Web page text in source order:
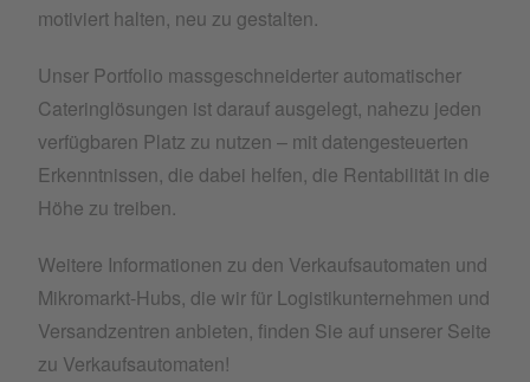
motiviert halten, neu zu gestalten.
Unser Portfolio massgeschneiderter automatischer
Cateringlösungen ist darauf ausgelegt, nahezu jeden
verfügbaren Platz zu nutzen – mit datengesteuerten
Erkenntnissen, die dabei helfen, die Rentabilität in die
Höhe zu treiben.
Weitere Informationen zu den Verkaufsautomaten und
Mikromarkt-Hubs, die wir für Logistikunternehmen und
Versandzentren anbieten, finden Sie auf unserer Seite
zu Verkaufsautomaten!